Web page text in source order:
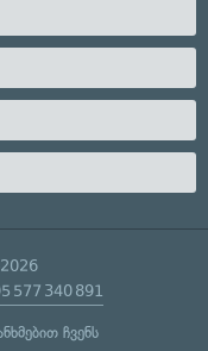
577 340 891
ჩვენს